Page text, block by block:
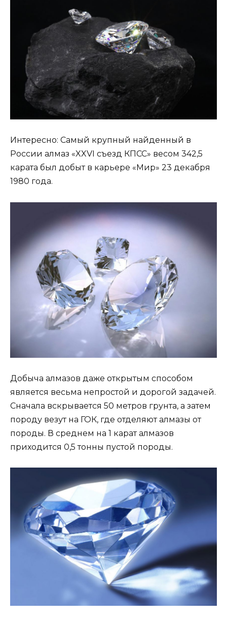
Интересно: Самый крупный найденный в
России алмаз «XXVI съезд КПСС» весом 342,5
карата был добыт в карьере «Мир» 23 декабря
1980 года.
Добыча алмазов даже открытым способом
является весьма непростой и дорогой задачей.
Сначала вскрывается 50 метров грунта, а затем
породу везут на ГОК, где отделяют алмазы от
породы. В среднем на 1 карат алмазов
приходится 0,5 тонны пустой породы.